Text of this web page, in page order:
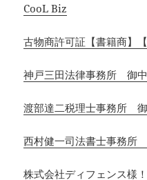
CooL Biz
古物商許可証【書籍商】【
神戸三田法律事務所 御中
渡部達二税理士事務所
西村健一司法書士事務所
株式会社ディフェンス様